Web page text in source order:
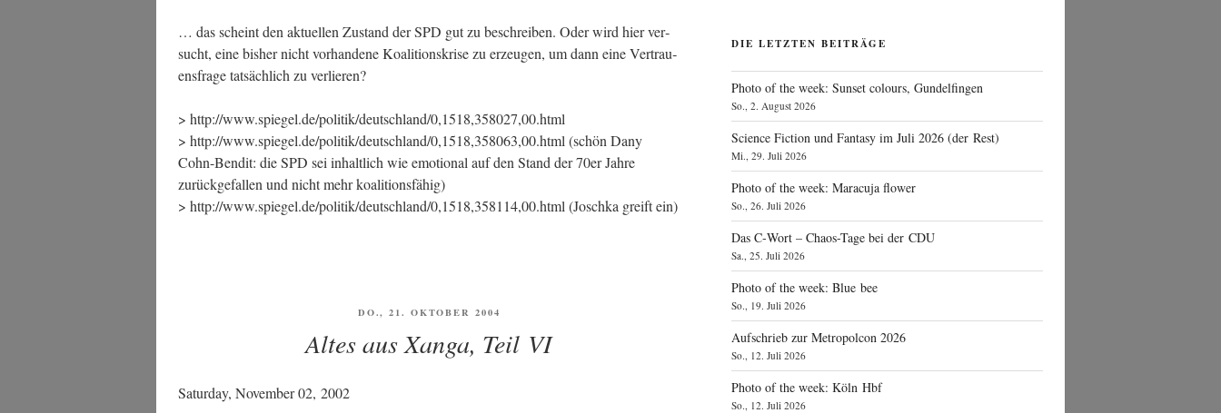
… das scheint den aktu­el­len Zustand der SPD gut zu beschrei­ben. Oder wird hier ver­
sucht, eine bis­her nicht vor­han­de­ne Koali­ti­ons­kri­se zu erzeu­gen, um dann eine Ver­trau­
ens­fra­ge tat­säch­lich zu verlieren?
> http://www.spiegel.de/politik/deutschland/0,1518,358027,00.html
> http://www.spiegel.de/politik/deutschland/0,1518,358063,00.html (schön Dany
Cohn-Ben­dit: die SPD sei inhalt­lich wie emo­tio­nal auf den Stand der 70er Jah­re
zurück­ge­fal­len und nicht mehr koalitionsfähig)
> http://www.spiegel.de/politik/deutschland/0,1518,358114,00.html (Josch­ka greift ein)
VERÖFFENTLICHT
DO., 21. OKTOBER 2004
Altes aus Xanga, Teil VI
Satur­day, Novem­ber 02, 2002
DIE LETZTEN BEITRÄGE
Photo of the week: Sunset colours, Gundelfingen
So., 2. August 2026
Science Fiction und Fantasy im Juli 2026 (der Rest)
Mi., 29. Juli 2026
Photo of the week: Maracuja flower
So., 26. Juli 2026
Das C‑Wort – Chaos-Tage bei der CDU
Sa., 25. Juli 2026
Photo of the week: Blue bee
So., 19. Juli 2026
Aufschrieb zur Metropolcon 2026
So., 12. Juli 2026
Photo of the week: Köln Hbf
So., 12. Juli 2026